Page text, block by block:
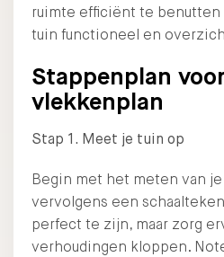
ruimte efficiënt te
tuin functioneel en
Stappenplan
vlekkenplan
Stap 1. Meet je tuin op
Begin met het meten van
vervolgens een
perfect te zijn, maar zorg
verhoudingen kloppen.